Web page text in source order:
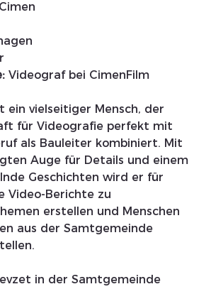
Videograf bei CimenFilm
ein vielseitiger Mensch, der
für Videografie perfekt mit
als Bauleiter kombiniert. Mit
Auge für Details und einem
Geschichten wird er für
Video-Berichte zu
erstellen und Menschen
aus der Samtgemeinde
in der Samtgemeinde